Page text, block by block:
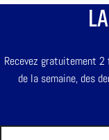
Recevez gratuitement
de la semaine, des